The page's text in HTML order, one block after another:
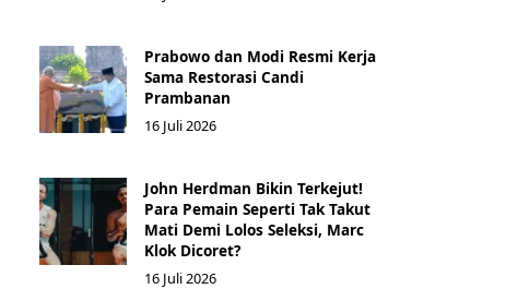
Prabowo dan Modi Resmi Kerja
Sama Restorasi Candi
Prambanan
16 Juli 2026
John Herdman Bikin Terkejut!
Para Pemain Seperti Tak Takut
Mati Demi Lolos Seleksi, Marc
Klok Dicoret?
16 Juli 2026